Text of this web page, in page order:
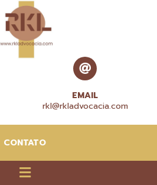
EMAIL
rkl@rkladvocacia.com
CONTATO